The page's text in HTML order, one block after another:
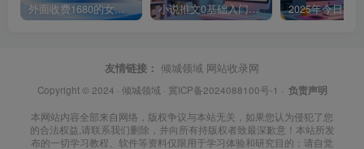
外面收费1680的女粉项目变现，单人单日收益可达1.7k，全自动成交无需维护 小说推文0基础入门教程，0粉就可做，快速上手
友情链接： 倾城领域 网站收录网
Copyright © 2024 · 倾城领域 · 冀ICP备2024088100号-1 · 负责声明
本网站内容全部来自网络，版权争议与本站无关，如果您认为侵犯了您
的合法权益,请联系我们删除，并向所有持版权者致最深歉意！本站所发
布的一切学习教程、软件等资料仅限用于学习体验和研究目的；请自觉